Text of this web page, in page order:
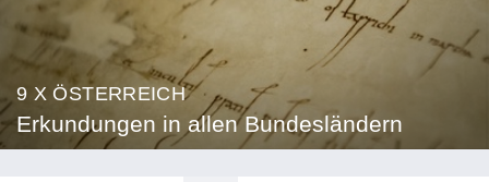
9 X ÖSTERREICH
Erkundungen in allen Bundesländern